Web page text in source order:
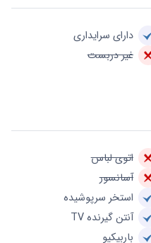
دارای سرایداری
غیر دربست
اتوی لباس
آسانسور
استخر سرپوشیده
آنتن گیرنده TV
باربیکیو